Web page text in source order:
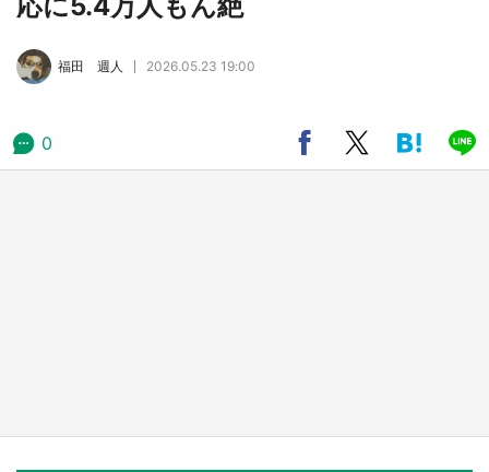
太郎グッズ買える 銀座・博品館TOY PARKへ
福田 週人 2026.05.23 19:00
0